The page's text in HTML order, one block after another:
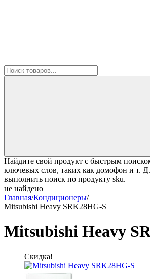
Найдите свой продукт с быстрым
ключевых слов, таких как домофон и т.
выполнить поиск по продукту sku.
не найдено
Главная/Кондиционеры/
Mitsubishi Heavy SRK28HG-S
Mitsubishi Heavy
Скидка!